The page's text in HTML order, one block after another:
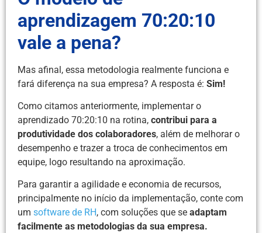
aprendizagem 70:20:10
vale a pena?
Mas afinal, essa metodologia realmente funciona e
fará diferença na sua empresa? A resposta é: Sim!
Como citamos anteriormente, implementar o
aprendizado 70:20:10 na rotina, contribui para a
produtividade dos colaboradores, além de melhorar o
desempenho e trazer a troca de conhecimentos em
equipe, logo resultando na aproximação.
Para garantir a agilidade e economia de recursos,
principalmente no início da implementação, conte com
um software de RH, com soluções que se adaptam
facilmente as metodologias da sua empresa.